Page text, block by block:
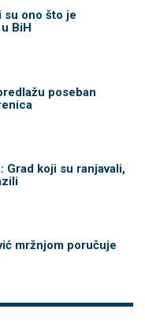
su ono što je
BiH
poseban
Grad koji su ranjavali,
mržnjom poručuje